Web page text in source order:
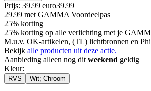
Prijs: 39.99 euro39.99
29.99 met GAMMA Voordeelpas
25% korting
25% korting op alle verlichting met je
M.u.v. OK-artikelen, (TL) lichtbronnen en
Bekijk alle producten uit deze actie.
Aanbieding alleen nog dit weekend geldig
Kleur:
RVS Wit; Chroom